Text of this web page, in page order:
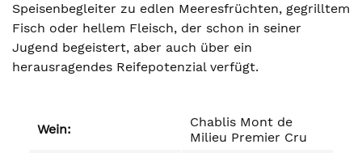
Speisenbegleiter zu edlen Meeresfrüchten, gegrilltem
Fisch oder hellem Fleisch, der schon in seiner
Jugend begeistert, aber auch über ein
herausragendes Reifepotenzial verfügt.
Wein:
Chablis Mont de
Milieu Premier Cru